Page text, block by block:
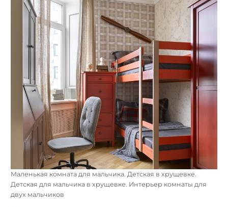
Маленькая комната для мальчика. Детская в хрущевке.
Детская для мальчика в хрущевке. Интерьер комнаты для
двух мальчиков